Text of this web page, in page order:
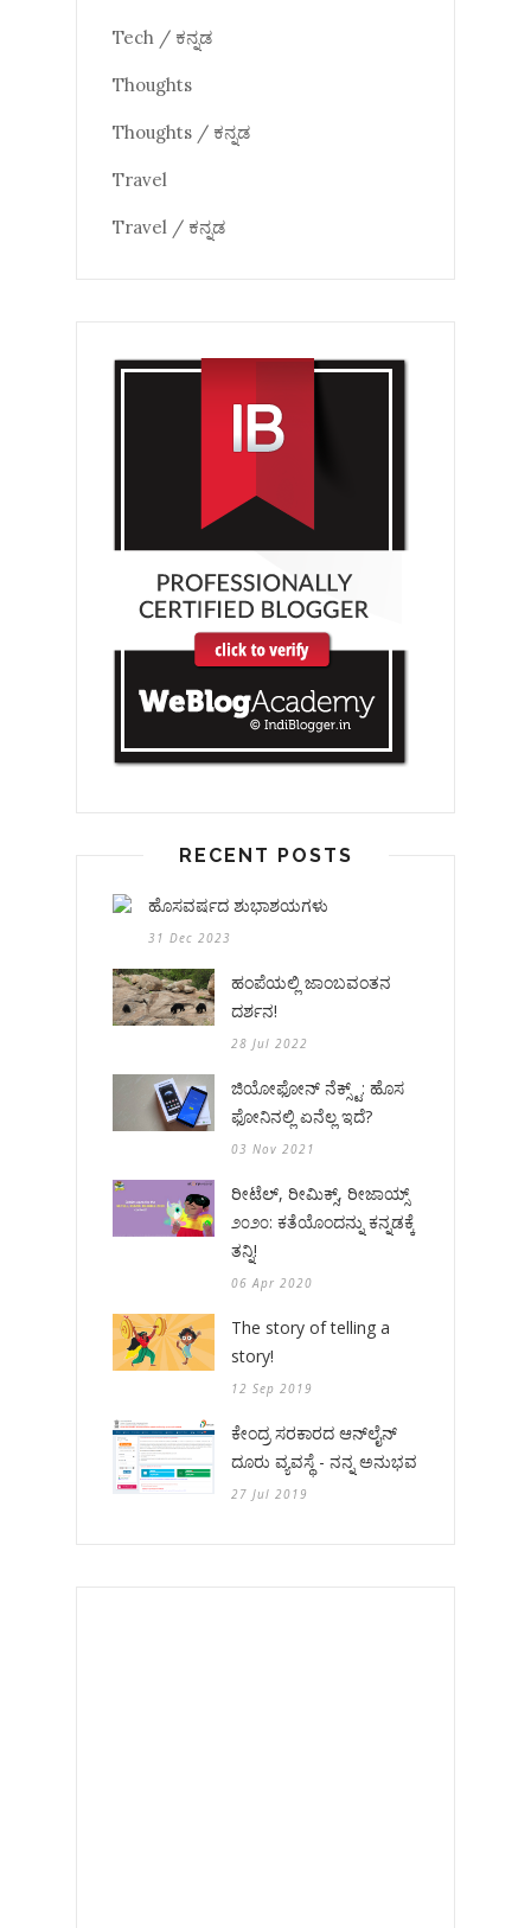
Tech / ಕನ್ನಡ
Thoughts
Thoughts / ಕನ್ನಡ
Travel
Travel / ಕನ್ನಡ
RECENT POSTS
ಹೊಸವರ್ಷದ ಶುಭಾಶಯಗಳು
31 Dec 2023
ಹಂಪೆಯಲ್ಲಿ ಜಾಂಬವಂತನ
ದರ್ಶನ!
28 Jul 2022
ಜಿಯೋಫೋನ್ ನೆಕ್ಸ್ಟ್: ಹೊಸ
ಫೋನಿನಲ್ಲಿ ಏನೆಲ್ಲ ಇದೆ?
03 Nov 2021
ರೀಟೆಲ್, ರೀಮಿಕ್ಸ್, ರೀಜಾಯ್ಸ್
೨೦೨೦: ಕತೆಯೊಂದನ್ನು ಕನ್ನಡಕ್ಕೆ
ತನ್ನಿ!
06 Apr 2020
The story of telling a
story!
12 Sep 2019
ಕೇಂದ್ರ ಸರಕಾರದ ಆನ್‌ಲೈನ್
ದೂರು ವ್ಯವಸ್ಥೆ - ನನ್ನ ಅನುಭವ
27 Jul 2019